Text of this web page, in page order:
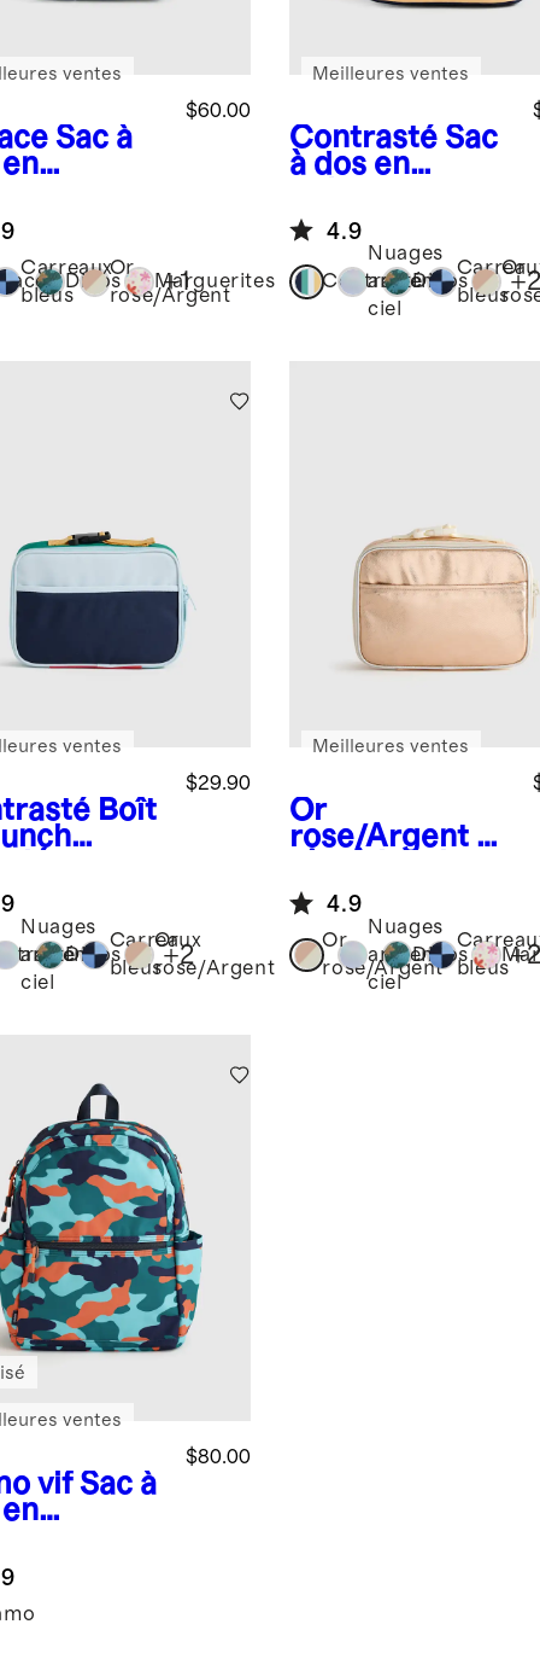
Sac à
à
$60.00
ventes
Carreaux
bleus
Dinos
Or
rose/Argent
Marguerites
+1
Contrasté Sac
à dos en
recyclé à
poches
Meilleures ventes
4.9
Contrasté
Nuages
arc-en-
ciel
Dinos
bleus
Or
+
Boît
$29.90
ventes
Nuages
arc-en-
ciel
Dinos
Carreaux
bleus
Or
rose/Argent
+2
Or
rose/Argent B
recyclée
Meilleures ventes
4.9
Or
rose/Argent
Nuages
arc-en-
ciel
Dinos
bleus
+
vif Sac à
à
$80.00
ventes